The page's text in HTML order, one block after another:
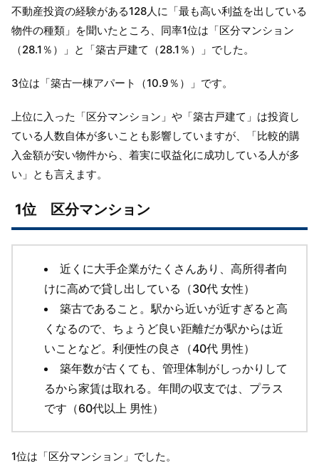
不動産投資の経験がある128人に「最も高い利益を出している
物件の種類」を聞いたところ、同率1位は「区分マンション
（28.1％）」と「築古戸建て（28.1％）」でした。
3位は「築古一棟アパート（10.9％）」です。
上位に入った「区分マンション」や「築古戸建て」は投資し
ている人数自体が多いことも影響していますが、「比較的購
入金額が安い物件から、着実に収益化に成功している人が多
い」とも言えます。
1位 区分マンション
近くに大手企業がたくさんあり、高所得者向
けに高めで貸し出している（30代 女性）
築古であること。駅から近いが近すぎると高
くなるので、ちょうど良い距離だが駅からは近
いことなど。利便性の良さ（40代 男性）
築年数が古くても、管理体制がしっかりして
るから家賃は取れる。年間の収支では、プラス
です（60代以上 男性）
1位は「区分マンション」でした。